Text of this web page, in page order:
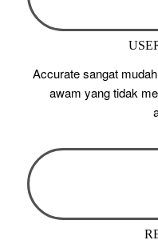
Accurate sangat
awam yang tidak